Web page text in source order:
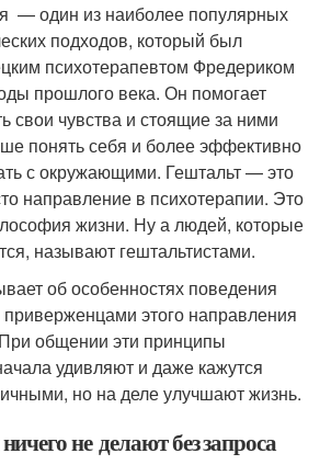
— один из наиболее популярных
подходов, который был
психотерапевтом Фредериком
прошлого века. Он помогает
свои чувства и стоящие за ними
понять себя и более эффективно
с окружающими. Гештальт — это
направление в психотерапии. Это
жизни. Ну а людей, которые
называют гештальтистами.
об особенностях поведения
приверженцами этого направления
общении эти принципы
удивляют и даже кажутся
но на деле улучшают жизнь.
не делают без запроса